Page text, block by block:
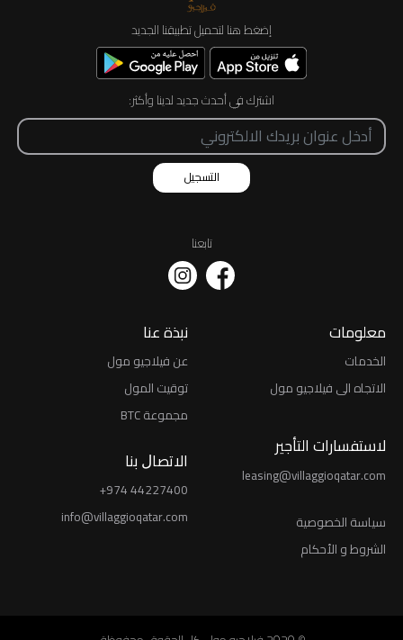
إضغط هنا لتحميل تطبيقنا الجديد
اشترك في أحدث جديد لدينا وأكثر:
التسجيل
تابعنا
معلومات
الخدمات
الاتجاه الى فيلاجيو مول
نبذة عنا
عن فيلاجيو مول
توقيت المول
مجموعة BTC
لاستفسارات التأجير
leasing@villaggioqatar.com
ﺳﻴﺎﺳﺔ اﻟﺨﺼﻮﺻﻴﺔ
الشروط و الأحكام
اﻻﺗﺼﺎﻝ ﺑﻨﺎ
+974 44227400
info@villaggioqatar.com